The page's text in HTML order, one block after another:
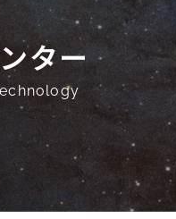
ター